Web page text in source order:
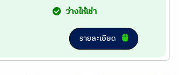
ว่างให้เช่า
รายละเอียด